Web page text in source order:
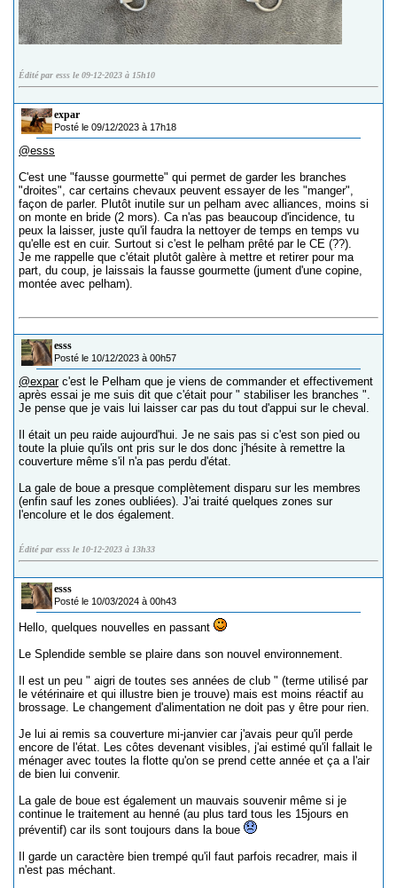
Édité par esss le 09-12-2023 à 15h10
expar
Posté le 09/12/2023 à 17h18
@esss
C'est une "fausse gourmette" qui permet de garder les branches
"droites", car certains chevaux peuvent essayer de les "manger",
façon de parler. Plutôt inutile sur un pelham avec alliances, moins si
on monte en bride (2 mors). Ca n'as pas beaucoup d'incidence, tu
peux la laisser, juste qu'il faudra la nettoyer de temps en temps vu
qu'elle est en cuir. Surtout si c'est le pelham prêté par le CE (??).
Je me rappelle que c'était plutôt galère à mettre et retirer pour ma
part, du coup, je laissais la fausse gourmette (jument d'une copine,
montée avec pelham).
esss
Posté le 10/12/2023 à 00h57
@expar c'est le Pelham que je viens de commander et effectivement
après essai je me suis dit que c'était pour " stabiliser les branches ".
Je pense que je vais lui laisser car pas du tout d'appui sur le cheval.
Il était un peu raide aujourd'hui. Je ne sais pas si c'est son pied ou
toute la pluie qu'ils ont pris sur le dos donc j'hésite à remettre la
couverture même s'il n'a pas perdu d'état.
La gale de boue a presque complètement disparu sur les membres
(enfin sauf les zones oubliées). J'ai traité quelques zones sur
l'encolure et le dos également.
Édité par esss le 10-12-2023 à 13h33
esss
Posté le 10/03/2024 à 00h43
Hello, quelques nouvelles en passant
Le Splendide semble se plaire dans son nouvel environnement.
Il est un peu " aigri de toutes ses années de club " (terme utilisé par
le vétérinaire et qui illustre bien je trouve) mais est moins réactif au
brossage. Le changement d'alimentation ne doit pas y être pour rien.
Je lui ai remis sa couverture mi-janvier car j'avais peur qu'il perde
encore de l'état. Les côtes devenant visibles, j'ai estimé qu'il fallait le
ménager avec toutes la flotte qu'on se prend cette année et ça a l'air
de bien lui convenir.
La gale de boue est également un mauvais souvenir même si je
continue le traitement au henné (au plus tard tous les 15jours en
préventif) car ils sont toujours dans la boue
Il garde un caractère bien trempé qu'il faut parfois recadrer, mais il
n'est pas méchant.